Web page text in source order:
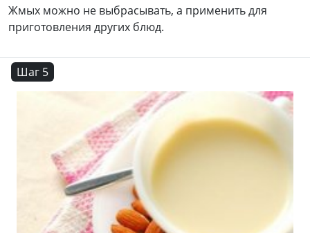
Жмых можно не выбрасывать, а применить для
приготовления других блюд.
Шаг 5